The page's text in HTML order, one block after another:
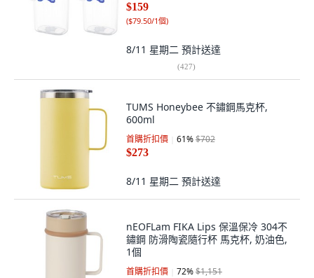
$159
($79.50/1個)
8/11 星期二 預計送達
(427)
TUMS Honeybee 不鏽鋼馬克杯,
600ml
首購折扣價 61%$702
$273
8/11 星期二 預計送達
nEOFLam FIKA Lips 保溫保冷 304不
鏽鋼 防滑陶瓷隨行杯 馬克杯, 奶油色,
1個
首購折扣價 72%$1,151